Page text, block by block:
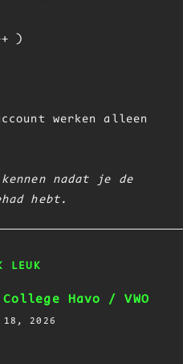
)
werken alleen
nadat je de
hebt.
LEUK
Havo / VWO
18, 2026